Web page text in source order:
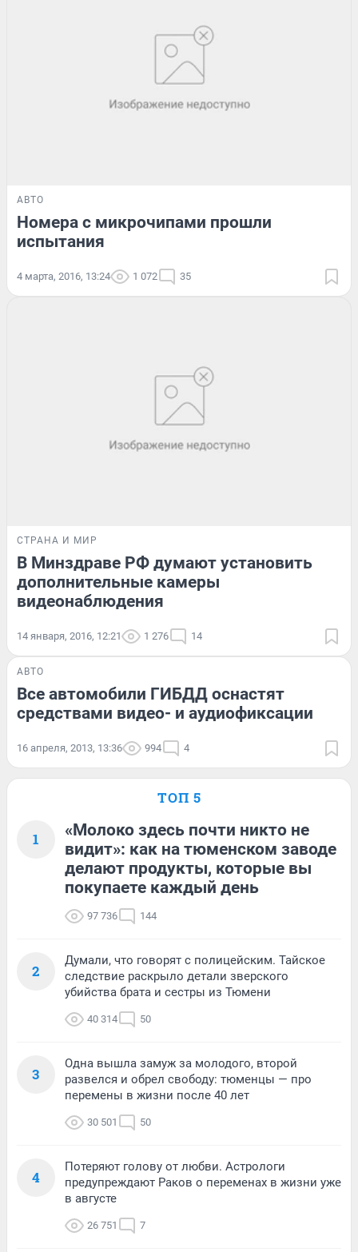
АВТО
Номера с микрочипами прошли
испытания
4 марта, 2016, 13:24 1 072 35
СТРАНА И МИР
В Минздраве РФ думают установить
дополнительные камеры
видеонаблюдения
14 января, 2016, 12:21 1 276 14
АВТО
Все автомобили ГИБДД оснастят
средствами видео- и аудиофиксации
16 апреля, 2013, 13:36 994 4
ТОП 5
1
«Молоко здесь почти никто не
видит»: как на тюменском заводе
делают продукты, которые вы
покупаете каждый день
97 736 144
2
Думали, что говорят с полицейским. Тайское
следствие раскрыло детали зверского
убийства брата и сестры из Тюмени
40 314 50
3
Одна вышла замуж за молодого, второй
развелся и обрел свободу: тюменцы — про
перемены в жизни после 40 лет
30 501 50
4
Потеряют голову от любви. Астрологи
предупреждают Раков о переменах в жизни уже
в августе
26 751 7